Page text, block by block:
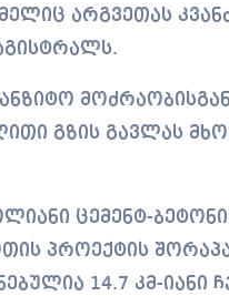
არგვეთას
გზის გავლას
ცემენტ-
პროექტის
14.7 კმ-იანი